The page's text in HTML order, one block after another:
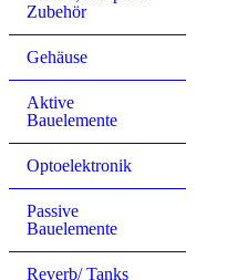
Zubehör
Gehäuse
Aktive
Bauelemente
Optoelektronik
Passive
Bauelemente
Reverb/ Tanks